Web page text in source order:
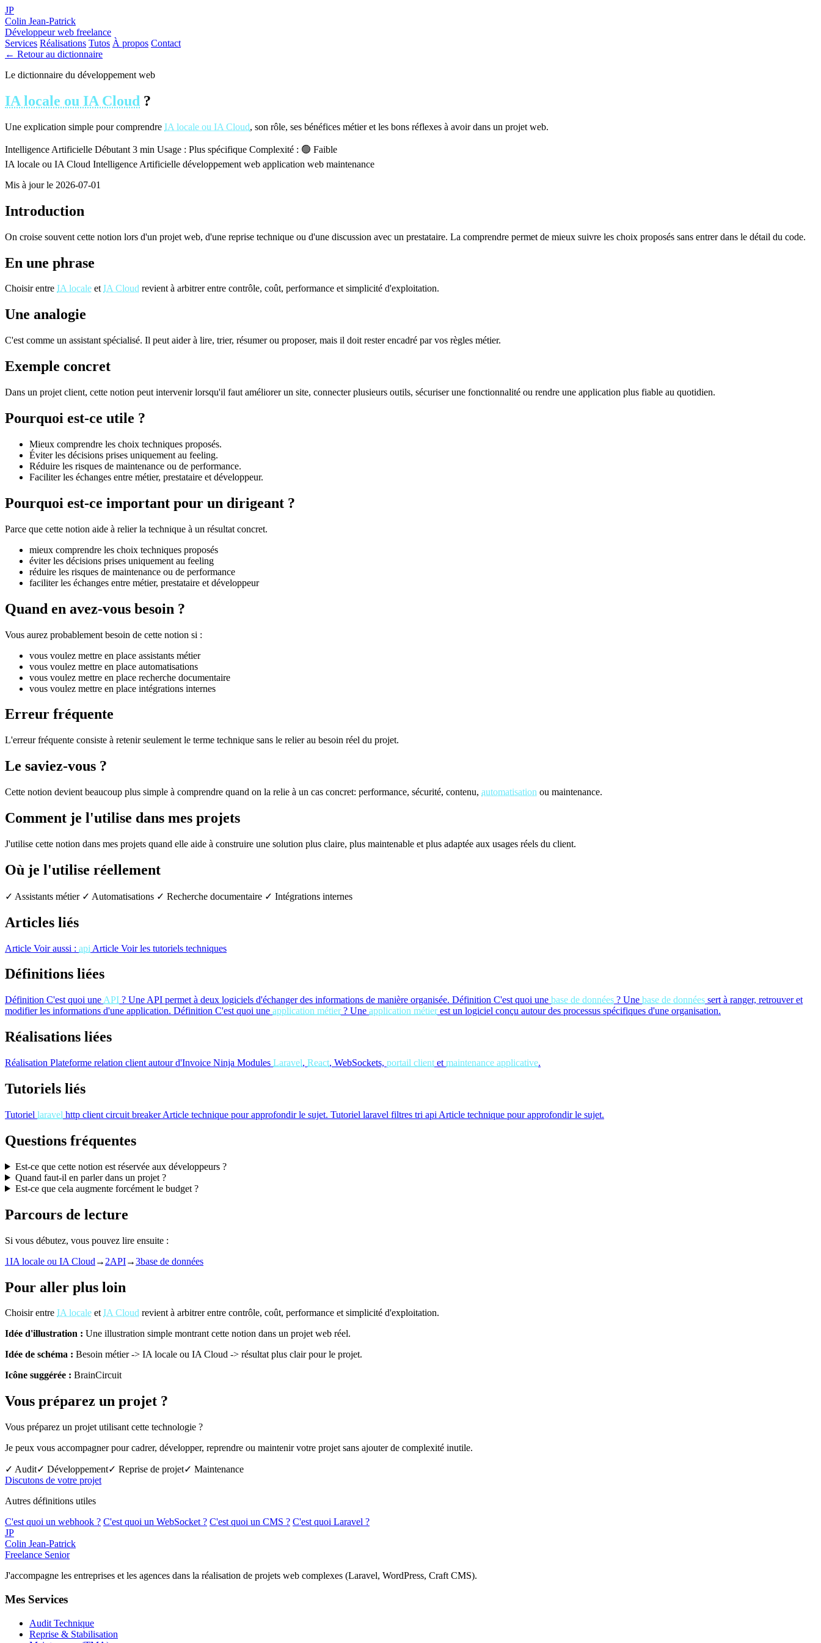
JP
Colin Jean-Patrick
Développeur web freelance
Services Réalisations Tutos À propos Contact
← Retour au dictionnaire
Le dictionnaire du développement web
IA locale ou IA Cloud ?
Une explication simple pour comprendre IA locale ou IA Cloud, son rôle, ses bénéfices métier et les bons réflexes à avoir dans un projet web.
Intelligence Artificielle Débutant 3 min Usage : Plus spécifique Complexité : 🟢 Faible
IA locale ou IA Cloud Intelligence Artificielle développement web application web maintenance
Mis à jour le 2026-07-01
Introduction
On croise souvent cette notion lors d'un projet web, d'une reprise technique ou d'une discussion avec un prestataire. La comprendre permet de mieux suivre les choix proposés sans entrer dans le détail du code.
En une phrase
Choisir entre IA locale etIA Cloud revient à arbitrer entre contrôle, coût, performance et simplicité d'exploitation.
Une analogie
C'est comme un assistant spécialisé. Il peut aider à lire, trier, résumer ou proposer, mais il doit rester encadré par vos règles métier.
Exemple concret
Dans un projet client, cette notion peut intervenir lorsqu'il faut améliorer un site, connecter plusieurs outils, sécuriser une fonctionnalité ou rendre une application plus fiable au quotidien.
Pourquoi est-ce utile ?
Mieux comprendre les choix techniques proposés.
Éviter les décisions prises uniquement au feeling.
Réduire les risques de maintenance ou de performance.
Faciliter les échanges entre métier, prestataire et développeur.
Pourquoi est-ce important pour un dirigeant ?
Parce que cette notion aide à relier la technique à un résultat concret.
mieux comprendre les choix techniques proposés
éviter les décisions prises uniquement au feeling
réduire les risques de maintenance ou de performance
faciliter les échanges entre métier, prestataire et développeur
Quand en avez-vous besoin ?
Vous aurez probablement besoin de cette notion si :
vous voulez mettre en place assistants métier
vous voulez mettre en place automatisations
vous voulez mettre en place recherche documentaire
vous voulez mettre en place intégrations internes
Erreur fréquente
L'erreur fréquente consiste à retenir seulement le terme technique sans le relier au besoin réel du projet.
Le saviez-vous ?
Cette notion devient beaucoup plus simple à comprendre quand on la relie à un cas concret: performance, sécurité, contenu, automatisation ou maintenance.
Comment je l'utilise dans mes projets
J'utilise cette notion dans mes projets quand elle aide à construire une solution plus claire, plus maintenable et plus adaptée aux usages réels du client.
Où je l'utilise réellement
✓ Assistants métier ✓ Automatisations ✓ Recherche documentaire ✓ Intégrations internes
Articles liés
Article Voir aussi : api Article Voir les tutoriels techniques
Définitions liées
Définition C'est quoi une API ? Une API permet à deux logiciels d'échanger des informations de manière organisée. Définition C'est quoi une base de données ? Une base de données sert à ranger, retrouver et
modifier les informations d'une application. Définition C'est quoi une application métier? Une application métierest un logiciel conçu autour des processus spécifiques d'une organisation.
Réalisations liées
Réalisation Plateforme relation client autour d'Invoice Ninja Modules Laravel, React, WebSockets, portail client et maintenance applicative.
Tutoriels liés
Tutoriel laravel http client circuit breaker Article technique pour approfondir le sujet. Tutoriel laravel filtres tri api Article technique pour approfondir le sujet.
Questions fréquentes
Est-ce que cette notion est réservée aux développeurs ?
Quand faut-il en parler dans un projet ?
Est-ce que cela augmente forcément le budget ?
Parcours de lecture
Si vous débutez, vous pouvez lire ensuite :
1IA locale ou IA Cloud → 2API→3base de données
Pour aller plus loin
Choisir entre IA locale etIA Cloud revient à arbitrer entre contrôle, coût, performance et simplicité d'exploitation.
Idée d'illustration : Une illustration simple montrant cette notion dans un projet web réel.
Idée de schéma : Besoin métier -> IA locale ou IA Cloud -> résultat plus clair pour le projet.
Icône suggérée : BrainCircuit
Vous préparez un projet ?
Vous préparez un projet utilisant cette technologie ?
Je peux vous accompagner pour cadrer, développer, reprendre ou maintenir votre projet sans ajouter de complexité inutile.
✓ Audit✓ Développement✓ Reprise de projet✓ Maintenance
Discutons de votre projet
Autres définitions utiles
C'est quoi un webhook ? C'est quoi un WebSocket ? C'est quoi un CMS ? C'est quoi Laravel ?
JP
Colin Jean-Patrick
Freelance Senior
J'accompagne les entreprises et les agences dans la réalisation de projets web complexes (Laravel, WordPress, Craft CMS).
Mes Services
Audit Technique
Reprise & Stabilisation